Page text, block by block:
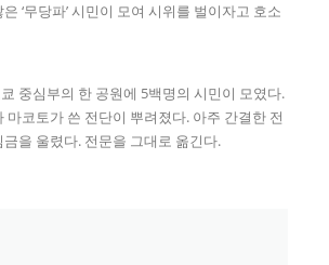
‘무당파’ 시민이 모여 시위를 벌이자고 호소
중심부의 한 공원에 5백명의 시민이 모였다.
마코토가 쓴 전단이 뿌려졌다. 아주 간결한 전
을 울렸다. 전문을 그대로 옮긴다.